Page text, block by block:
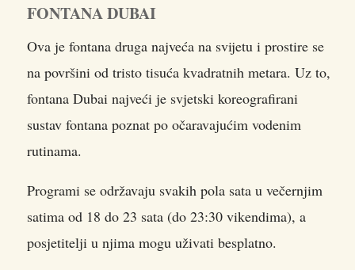
FONTANA DUBAI
Ova je fontana druga najveća na svijetu i prostire se
na površini od tristo tisuća kvadratnih metara. Uz to,
fontana Dubai najveći je svjetski koreografirani
sustav fontana poznat po očaravajućim vodenim
rutinama.
Programi se održavaju svakih pola sata u večernjim
satima od 18 do 23 sata (do 23:30 vikendima), a
posjetitelji u njima mogu uživati besplatno.